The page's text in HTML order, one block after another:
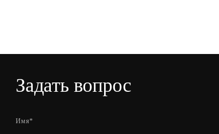
Задать вопрос